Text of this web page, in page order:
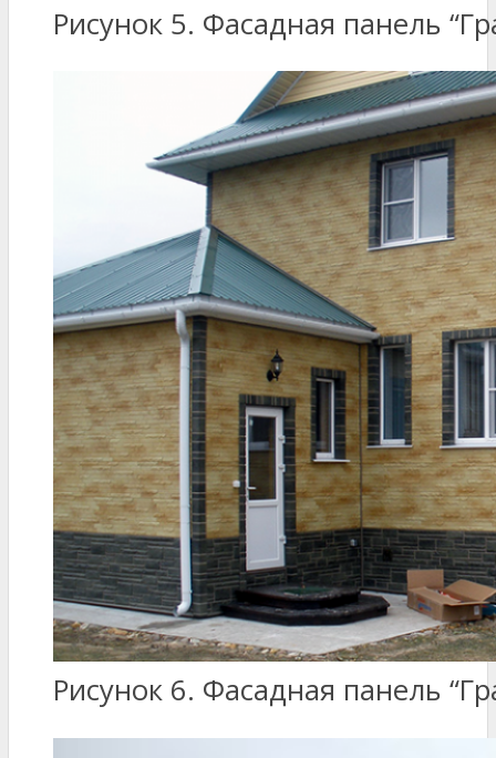
Рисунок 5. Фасадная панель
Рисунок 6. Фасадная панель